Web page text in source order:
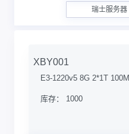
瑞士服务器
XBY001
E3-1220v5 8G 2*1T 100M
库存： 1000